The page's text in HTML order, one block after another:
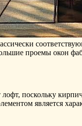
проемы окон
поскольку
является